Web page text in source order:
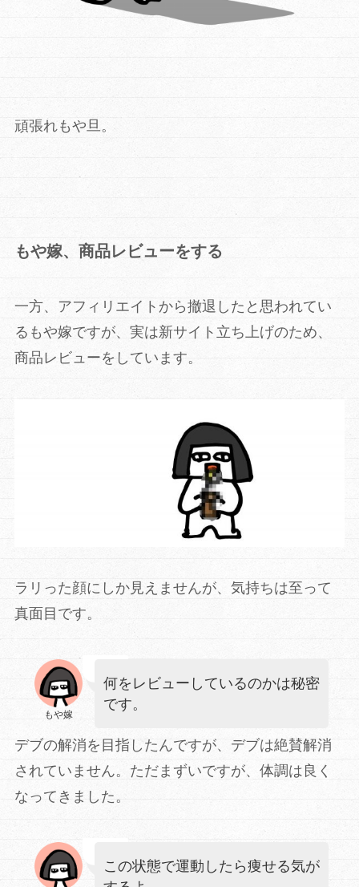
頑張れもや旦。
もや嫁、商品レビューをする
一方、アフィリエイトから撤退したと思われてい
るもや嫁ですが、実は新サイト立ち上げのため、
商品レビューをしています。
ラリった顔にしか見えませんが、気持ちは至って
真面目です。
もや嫁
何をレビューしているのかは秘密
です。
デブの解消を目指したんですが、デブは絶賛解消
されていません。ただまずいですが、体調は良く
なってきました。
この状態で運動したら痩せる気が